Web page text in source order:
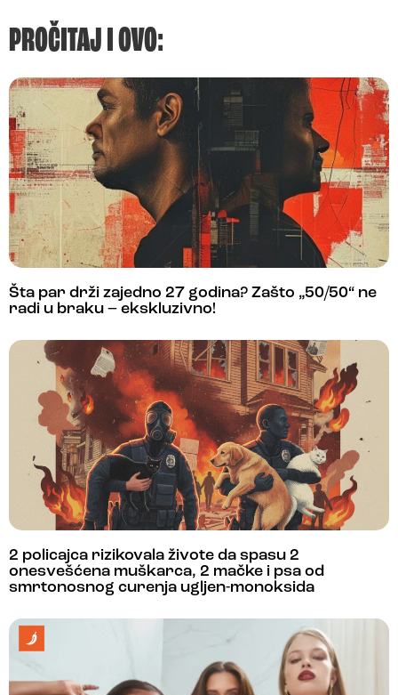
PROČITAJ I OVO:
Šta par drži zajedno 27 godina? Zašto „50/50“ ne
radi u braku – ekskluzivno!
2 policajca rizikovala živote da spasu 2
onesvešćena muškarca, 2 mačke i psa od
smrtonosnog curenja ugljen-monoksida